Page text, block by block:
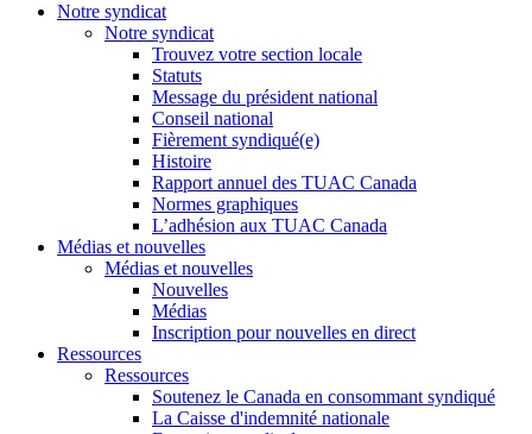
Notre syndicat
Notre syndicat
Trouvez votre section locale
Statuts
Message du président national
Conseil national
Fièrement syndiqué(e)
Histoire
Rapport annuel des TUAC Canada
Normes graphiques
L’adhésion aux TUAC Canada
Médias et nouvelles
Médias et nouvelles
Nouvelles
Médias
Inscription pour nouvelles en direct
Ressources
Ressources
Soutenez le Canada en consommant syndiqué
La Caisse d'indemnité nationale